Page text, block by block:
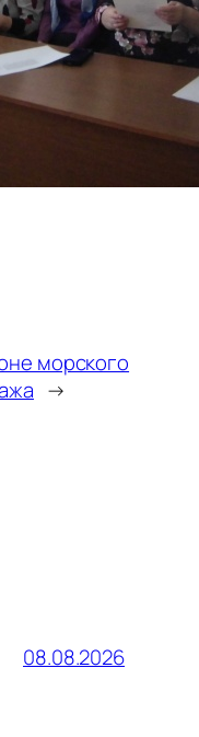
морского
→
08.08.2026